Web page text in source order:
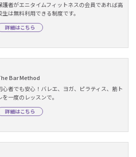
護者がエニタイムフィットネスの会員であれば高
生は無料利用できる制度です。
詳細はこちら
Bar Method
心者でも安心！バレエ、ヨガ、ピラティス、筋ト
を一度のレッスンで。
詳細はこちら